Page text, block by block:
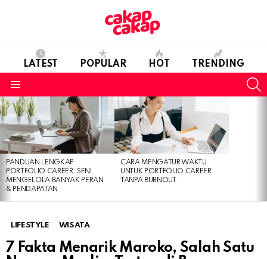
LATEST POPULAR HOT TRENDING
LATEST
STORIES
PANDUAN LENGKAP
PORTFOLIO CAREER: SENI
MENGELOLA BANYAK PERAN
& PENDAPATAN
CARA MENGATUR WAKTU
UNTUK PORTFOLIO CAREER
TANPA BURNOUT
LIFESTYLE WISATA
7 Fakta Menarik Maroko, Salah Satu